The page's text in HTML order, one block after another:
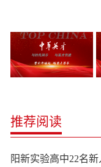
推荐阅读
阳新实验高中22名